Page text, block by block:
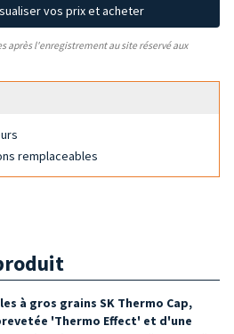
vos prix et acheter
après l'enregistrement au site réservé aux
remplaceables
à gros grains SK Thermo Cap,
'Thermo Effect' et d'une